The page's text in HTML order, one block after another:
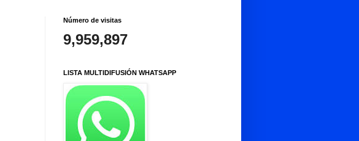
Número de visitas
9,959,897
LISTA MULTIDIFUSIÓN WHATSAPP